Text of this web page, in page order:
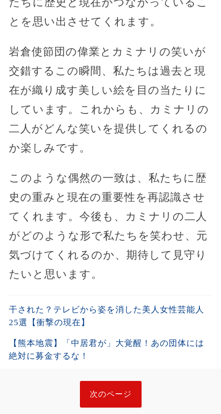
とを思い出させてくれます。
岩倉使節団の偉業とカミナリの笑いが
交錯するこの瞬間、私たちは過去と現
在が織り成す美しい絵を目の当たりに
しています。これからも、カミナリの
二人がどんな笑いを提供してくれるの
か楽しみです。
このような偶然の一致は、私たちに歴
史の重みと現在の重要性を再認識させ
てくれます。今後も、カミナリの二人
がどのような形で私たちを笑わせ、元
気づけてくれるのか、期待して見守り
たいと思います。
干された？テレビから姿を消した美人女性芸能人
25選【衝撃の現在】
【熊本地震】「中居君が」大覚醒！あの団体には
絶対に募金するな！
次のページ